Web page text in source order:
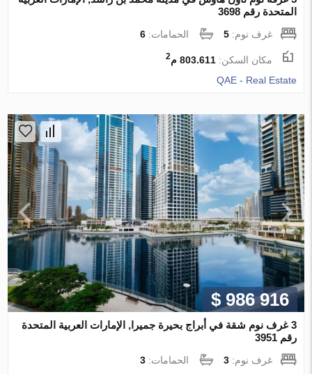
المتحدة رقم 3698
غرف نوم:5 الحمامات:6
مكان السكن:803.611 م 2
QAE - Real Estate
$ 986 916
3 غرف نوم شقة في أبراج بحيرة جميرا, الإمارات العربية المتحدة
رقم 3951
غرف نوم:3 الحمامات:3